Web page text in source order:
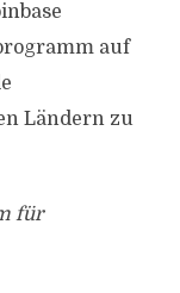
auf
Ländern zu
für